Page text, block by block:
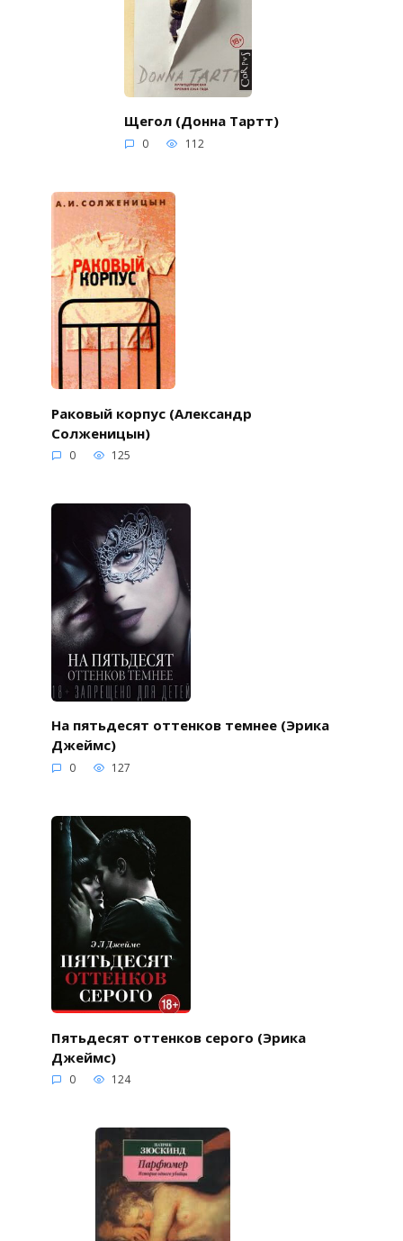
Щегол (Донна Тартт)
0 112
Раковый корпус (Александр
Солженицын)
0 125
На пятьдесят оттенков темнее (Эрика
Джеймс)
0 127
Пятьдесят оттенков серого (Эрика
Джеймс)
0 124